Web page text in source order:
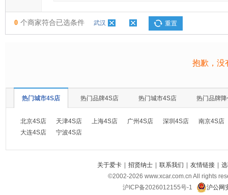
0 个商家符合已选条件 武汉 重置
抱歉，没
热门城市4S店 热门品牌4S店 热门城市4S店 热门品牌
北京4S店 天津4S店 上海4S店 广州4S店 深圳4S店
南京4S店
大连4S店
宁波4S店
关于爱卡 | 招贤纳士 | 联系我们 | 友情链接 |
©2002-2026 www.xcar.com.cn All rights
沪ICP备2026012155号-1
沪公网